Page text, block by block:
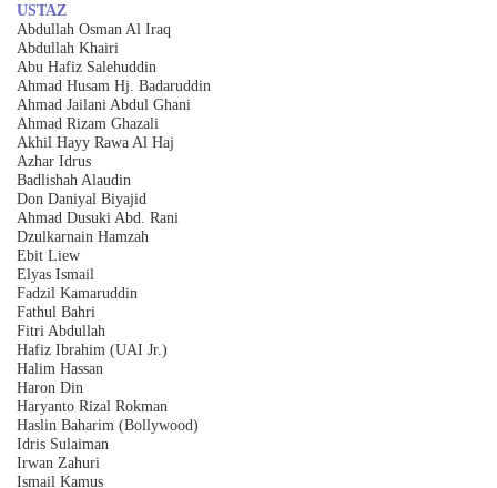
USTAZ
Abdullah Osman Al Iraq
Abdullah Khairi
Abu Hafiz Salehuddin
Ahmad Husam Hj. Badaruddin
Ahmad Jailani Abdul Ghani
Ahmad Rizam Ghazali
Akhil Hayy Rawa Al Haj
Azhar Idrus
Badlishah Alaudin
Don Daniyal Biyajid
Ahmad Dusuki Abd. Rani
Dzulkarnain Hamzah
Ebit Liew
Elyas Ismail
Fadzil Kamaruddin
Fathul Bahri
Fitri Abdullah
Hafiz Ibrahim (UAI Jr.)
Halim Hassan
Haron Din
Haryanto Rizal Rokman
Haslin Baharim (Bollywood)
Idris Sulaiman
Irwan Zahuri
Ismail Kamus